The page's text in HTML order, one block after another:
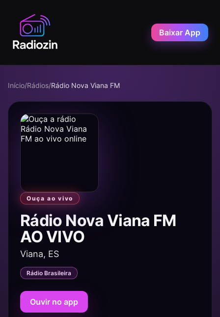
Baixar App
Início/Rádios/Rádio Nova Viana FM
Ouça ao vivo
Rádio Nova Viana FM
AO VIVO
Viana, ES
Rádio Brasileira
Ouvir no app